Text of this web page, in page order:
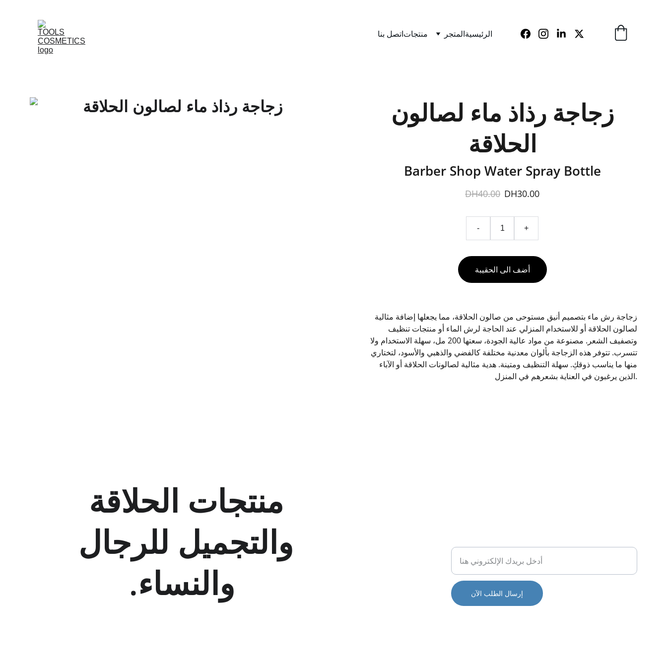
اتصل بنامنتجات المتجرالرئيسية
زجاجة رذاذ ماء لصالون
الحلاقة
Barber Shop Water Spray Bottle
DH40.00 DH30.00
- +
أضف الى الحقيبة
زجاجة رش ماء بتصميم أنيق مستوحى من صالون الحلاقة، مما يجعلها إضافة مثالية
لصالون الحلاقة أو للاستخدام المنزلي عند الحاجة لرش الماء أو منتجات تنظيف
وتصفيف الشعر. مصنوعة من مواد عالية الجودة، سعتها 200 مل، سهلة الاستخدام ولا
تتسرب. تتوفر هذه الزجاجة بألوان معدنية مختلفة كالفضي والذهبي والأسود، لتختاري
منها ما يناسب ذوقكِ. سهلة التنظيف ومتينة. هدية مثالية لصالونات الحلاقة أو الآباء
الذين يرغبون في العناية بشعرهم في المنزل.
منتجات الحلاقة
والتجميل للرجال
والنساء.
إرسال الطلب الآن